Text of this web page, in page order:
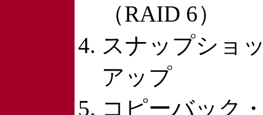
（RAID 6）
スナップショ
アップ
コピーバック